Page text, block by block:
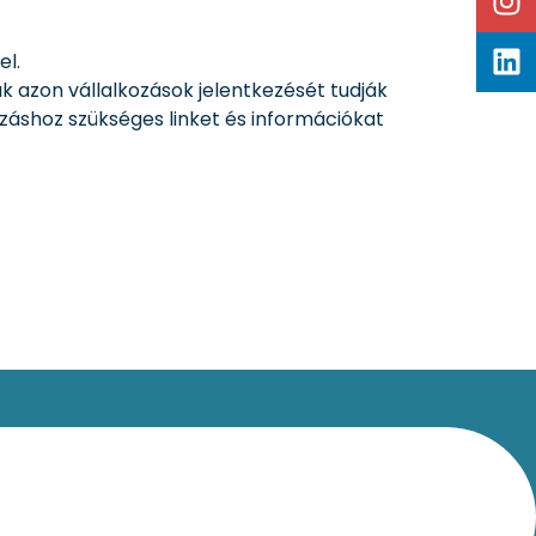
azon vállalkozások jelentkezését tudják
szükséges linket és információkat